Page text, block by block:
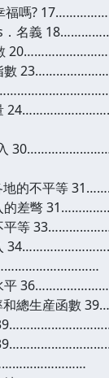
福嗎?
．名義
數
數
入
地的不平等
的差彆
平等
平
和總生産函數